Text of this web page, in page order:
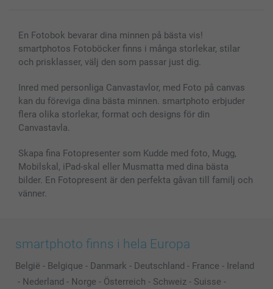
En Fotobok bevarar dina minnen på bästa vis!
smartphotos Fotoböcker finns i många storlekar, stilar
och prisklasser, välj den som passar just dig.
Inred med personliga Canvastavlor, med Foto på canvas
kan du föreviga dina bästa minnen. smartphoto erbjuder
flera olika storlekar, format och designs för din
Canvastavla.
Skapa fina Fotopresenter som Kudde med foto, Mugg,
Mobilskal, iPad-skal eller Musmatta med dina bästa
bilder. En Fotopresent är den perfekta gåvan till familj och
vänner.
smartphoto finns i hela Europa
België - Belgique - Danmark - Deutschland - France - Ireland
- Nederland - Norge - Österreich - Schweiz - Suisse -